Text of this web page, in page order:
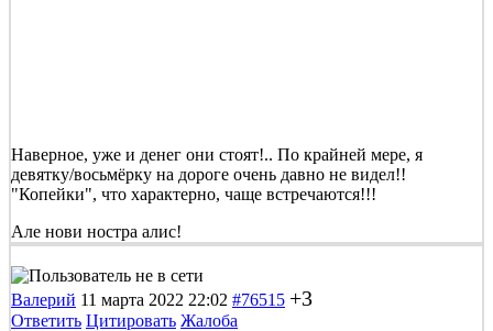
Наверное, уже и денег они стоят!.. По крайней мере, я
девятку/восьмёрку на дороге очень давно не видел!!
"Копейки", что характерно, чаще встречаются!!!
Але нови ностра алис!
Валерий 11 марта 2022 22:02 #76515 +3
Ответить Цитировать Жалоба